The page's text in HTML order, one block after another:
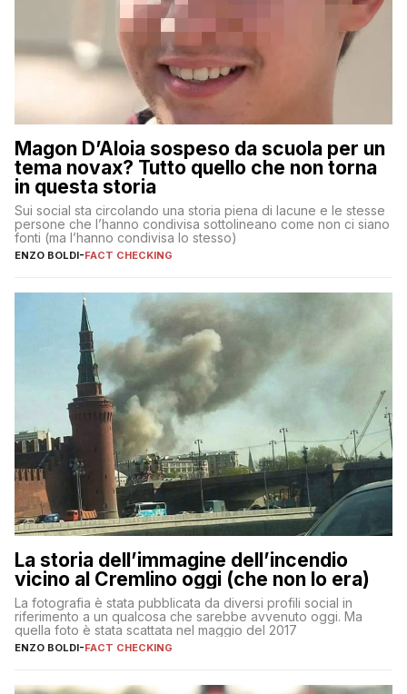
Magon D’Aloia sospeso da scuola per un
tema novax? Tutto quello che non torna
in questa storia
Sui social sta circolando una storia piena di lacune e le stesse
persone che l’hanno condivisa sottolineano come non ci siano
fonti (ma l’hanno condivisa lo stesso)
ENZO BOLDI-FACT CHECKING
La storia dell’immagine dell’incendio
vicino al Cremlino oggi (che non lo era)
La fotografia è stata pubblicata da diversi profili social in
riferimento a un qualcosa che sarebbe avvenuto oggi. Ma
quella foto è stata scattata nel maggio del 2017
ENZO BOLDI-FACT CHECKING